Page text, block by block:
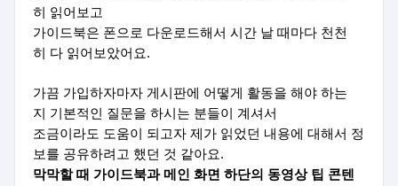
히 읽어보고
가이드북은 폰으로 다운로드해서 시간 날 때마다 천천
히 다 읽어보았어요.
가끔 가입하자마자 게시판에 어떻게 활동을 해야 하는
지 기본적인 질문을 하시는 분들이 계셔서
조금이라도 도움이 되고자 제가 읽었던 내용에 대해서 정
보를 공유하려고 했던 것 같아요.
막막할 때 가이드북과 메인 화면 하단의 동영상 팁 콘텐